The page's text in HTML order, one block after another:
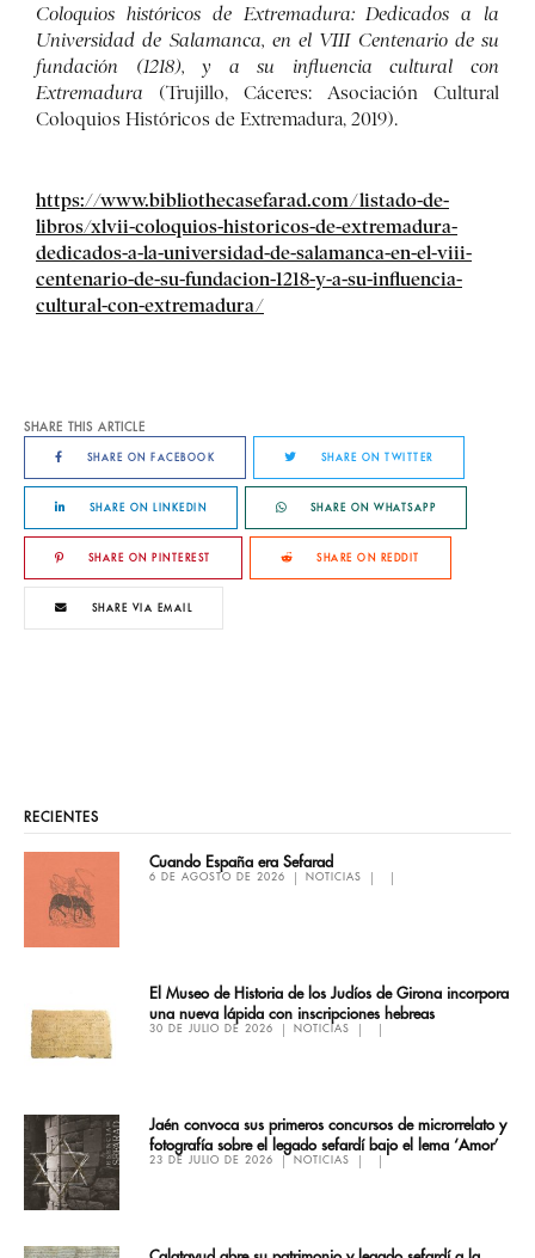
Coloquios históricos de Extremadura: Dedicados a la
Universidad de Salamanca, en el VIII Centenario de su
fundación (1218), y a su influencia cultural con
Extremadura (Trujillo, Cáceres: Asociación Cultural
Coloquios Históricos de Extremadura, 2019).
https://www.bibliothecasefarad.com/listado-de-
libros/xlvii-coloquios-historicos-de-extremadura-
dedicados-a-la-universidad-de-salamanca-en-el-viii-
centenario-de-su-fundacion-1218-y-a-su-influencia-
cultural-con-extremadura/
SHARE THIS ARTICLE
SHARE ON FACEBOOK SHARE ON TWITTER
SHARE ON LINKEDIN SHARE ON WHATSAPP
SHARE ON PINTEREST SHARE ON REDDIT
SHARE VIA EMAIL
RECIENTES
Cuando España era Sefarad
6 DE AGOSTO DE 2026 NOTICIAS
El Museo de Historia de los Judíos de Girona incorpora
una nueva lápida con inscripciones hebreas
30 DE JULIO DE 2026 NOTICIAS
Jaén convoca sus primeros concursos de microrrelato y
fotografía sobre el legado sefardí bajo el lema ‘Amor’
23 DE JULIO DE 2026 NOTICIAS